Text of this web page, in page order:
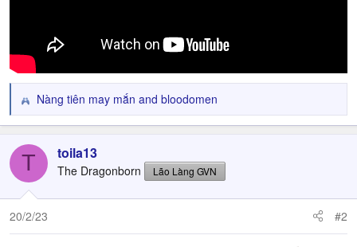
R
e
c
i
o
n
s
Nàng tiên may mắn and bloodomen
T toila13
The Dragonborn Lão Làng GVN
20/2/23 #2